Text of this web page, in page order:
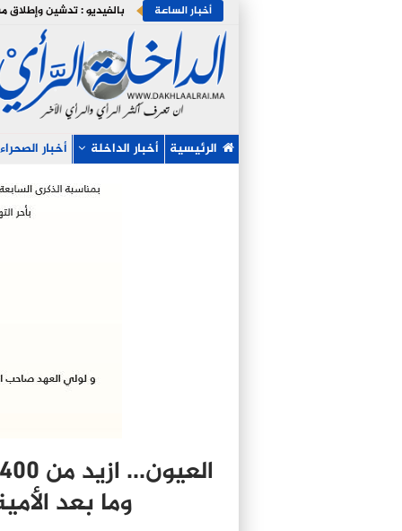
أخبار الساعة
الرئيسية أخبار الداخلة أخبار الصحراء
وما بعد